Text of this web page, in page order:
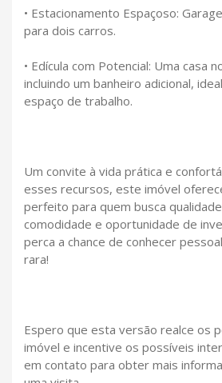
• Estacionamento Espaçoso:
para dois carros.
• Edícula com Potencial: Uma casa
incluindo um banheiro adicional,
espaço de trabalho.
Um convite à vida prática e
esses recursos, este imóvel
perfeito para quem busca
comodidade e oportunidade de
perca a chance de conhecer
rara!
Espero que esta versão realce os
imóvel e incentive os possíveis
em contato para obter mais